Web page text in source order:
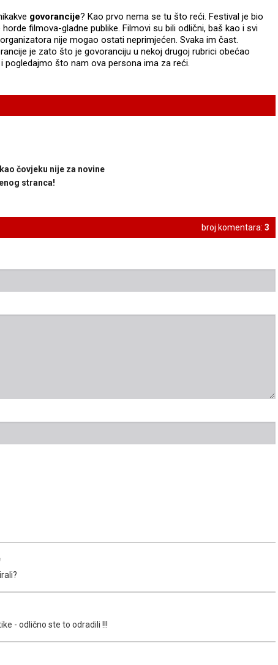
govorancije? Kao prvo nema se tu što reći. Festival je bio
filmova-gladne publike. Filmovi su bili odlični, baš kao i svi
nije mogao ostati neprimjećen. Svaka im čast.
je zato što je govoranciju u nekoj drugoj rubrici obećao
pogledajmo što nam ova persona ima za reći.
čovjeku nije za novine
stranca!
broj komentara: 3
- odlično ste to odradili !!!